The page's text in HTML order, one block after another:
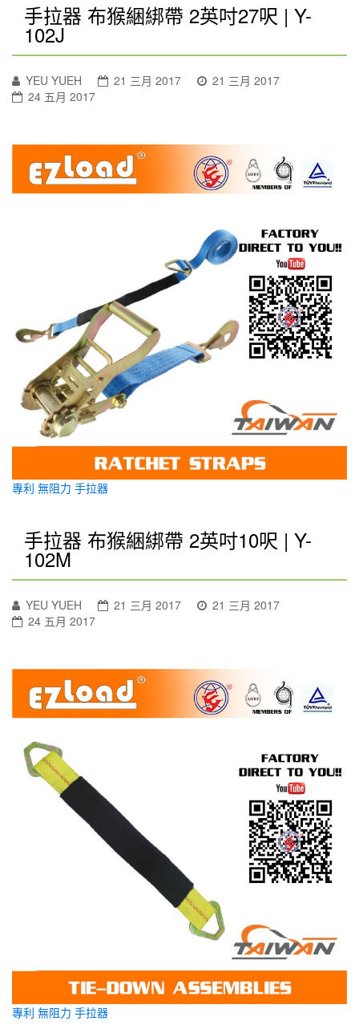
手拉器 布猴綑綁帶 2英吋27呎 | Y-
102J
YEU YUEH 21 三月 2017
21 三月 2017
24 五月 2017
專利 無阻力 手拉器
手拉器 布猴綑綁帶 2英吋10呎 | Y-
102M
YEU YUEH 21 三月 2017
21 三月 2017
24 五月 2017
專利 無阻力 手拉器